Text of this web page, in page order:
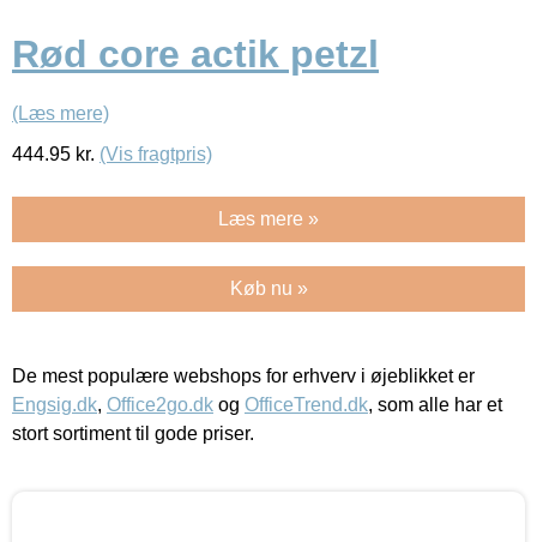
Rød core actik petzl
(Læs mere)
444.95 kr. (Vis fragtpris)
Læs mere »
Køb nu »
De mest populære webshops for erhverv i øjeblikket er
Engsig.dk, Office2go.dk og OfficeTrend.dk, som alle har et
stort sortiment til gode priser.